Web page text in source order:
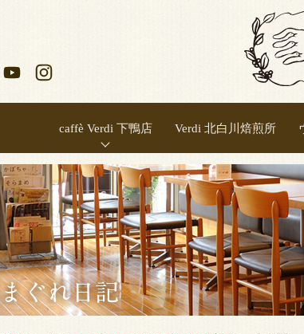
caffè Verdi 下鴨店 Verdi 北白川焙煎所